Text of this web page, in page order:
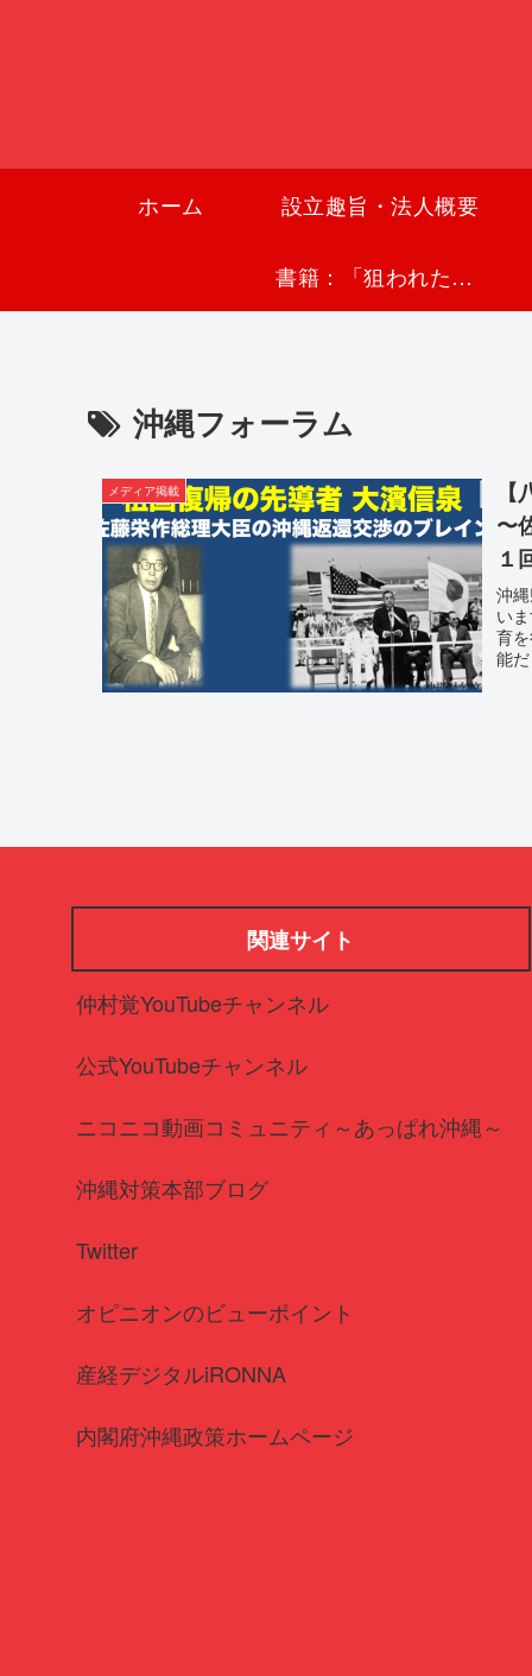
ホーム 設立趣旨・法人概要
書籍：「狙われた沖縄〜真実の沖縄史が日本を救う〜」
沖縄フォーラム
メディア掲載
〜
１
沖
い
育
能
関連サイト
仲村覚YouTubeチャンネル
公式YouTubeチャンネル
ニコニコ動画コミュニティ～あっぱれ沖縄～
沖縄対策本部ブログ
Twitter
オピニオンのビューポイント
産経デジタルiRONNA
内閣府沖縄政策ホームページ